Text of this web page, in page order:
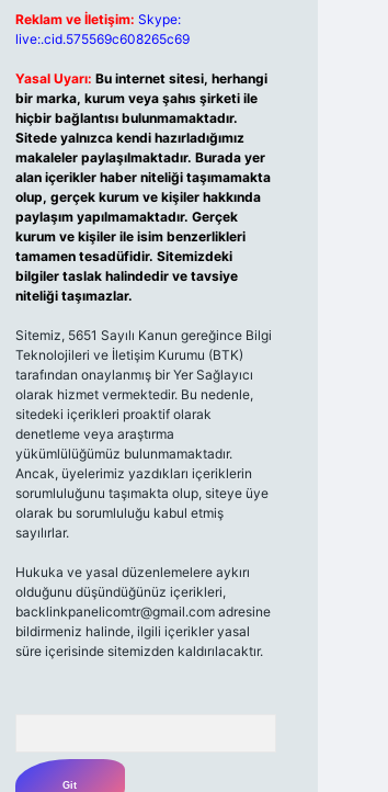
Reklam ve İletişim: Skype:
live:.cid.575569c608265c69
Yasal Uyarı: Bu internet sitesi, herhangi
bir marka, kurum veya şahıs şirketi ile
hiçbir bağlantısı bulunmamaktadır.
Sitede yalnızca kendi hazırladığımız
makaleler paylaşılmaktadır. Burada yer
alan içerikler haber niteliği taşımamakta
olup, gerçek kurum ve kişiler hakkında
paylaşım yapılmamaktadır. Gerçek
kurum ve kişiler ile isim benzerlikleri
tamamen tesadüfidir. Sitemizdeki
bilgiler taslak halindedir ve tavsiye
niteliği taşımazlar.
Sitemiz, 5651 Sayılı Kanun gereğince Bilgi
Teknolojileri ve İletişim Kurumu (BTK)
tarafından onaylanmış bir Yer Sağlayıcı
olarak hizmet vermektedir. Bu nedenle,
sitedeki içerikleri proaktif olarak
denetleme veya araştırma
yükümlülüğümüz bulunmamaktadır.
Ancak, üyelerimiz yazdıkları içeriklerin
sorumluluğunu taşımakta olup, siteye üye
olarak bu sorumluluğu kabul etmiş
sayılırlar.
Hukuka ve yasal düzenlemelere aykırı
olduğunu düşündüğünüz içerikleri,
backlinkpanelicomtr@gmail.comadresine
bildirmeniz halinde, ilgili içerikler yasal
süre içerisinde sitemizden kaldırılacaktır.